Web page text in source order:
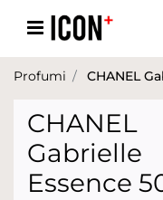
Open menu
Profumi CHANEL
CHANEL
Gabrielle
Essence